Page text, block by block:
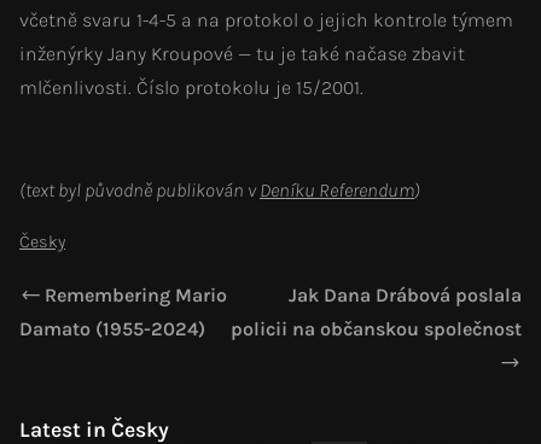
včetně svaru 1-4-5 a na protokol o jejich kontrole týmem
inženýrky Jany Kroupové — tu je také načase zbavit
mlčenlivosti. Číslo protokolu je 15/2001.
(text byl původně publikován vDeníku Referendum)
Česky
Remembering Mario
Damato (1955-2024)
Jak Dana Drábová poslala
policii na občanskou společnost
Latest in Česky